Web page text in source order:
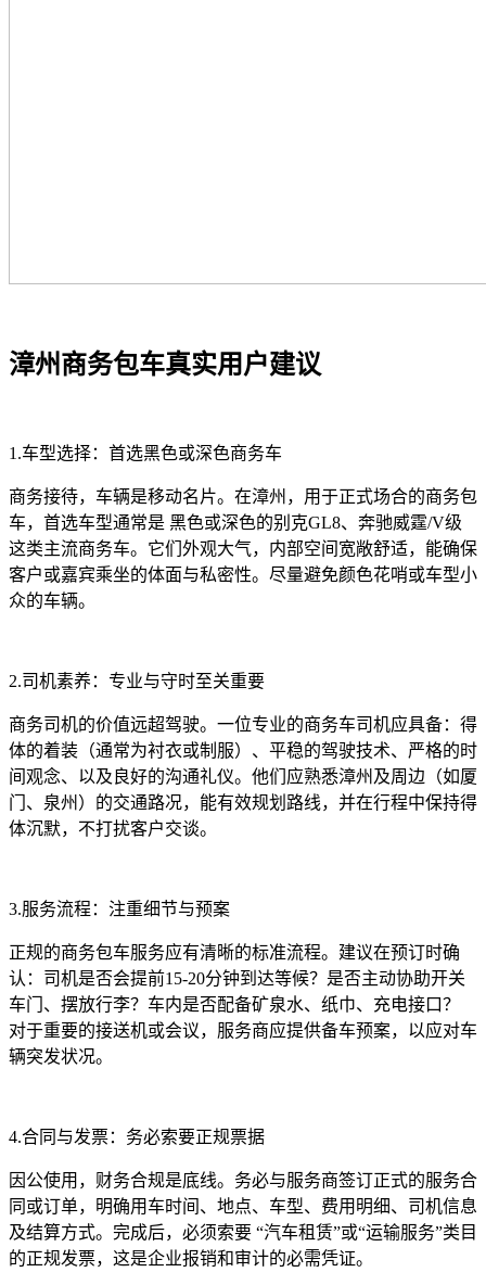
漳州商务包车真实用户建议
1.车型选择：首选黑色或深色商务车
商务接待，车辆是移动名片。在漳州，用于正式场合的商务包
车，首选车型通常是 黑色或深色的别克GL8、奔驰威霆/V级
这类主流商务车。它们外观大气，内部空间宽敞舒适，能确保
客户或嘉宾乘坐的体面与私密性。尽量避免颜色花哨或车型小
众的车辆。
2.司机素养：专业与守时至关重要
商务司机的价值远超驾驶。一位专业的商务车司机应具备：得
体的着装（通常为衬衣或制服）、平稳的驾驶技术、严格的时
间观念、以及良好的沟通礼仪。他们应熟悉漳州及周边（如厦
门、泉州）的交通路况，能有效规划路线，并在行程中保持得
体沉默，不打扰客户交谈。
3.服务流程：注重细节与预案
正规的商务包车服务应有清晰的标准流程。建议在预订时确
认：司机是否会提前15-20分钟到达等候？是否主动协助开关
车门、摆放行李？车内是否配备矿泉水、纸巾、充电接口？
对于重要的接送机或会议，服务商应提供备车预案，以应对车
辆突发状况。
4.合同与发票：务必索要正规票据
因公使用，财务合规是底线。务必与服务商签订正式的服务合
同或订单，明确用车时间、地点、车型、费用明细、司机信息
及结算方式。完成后，必须索要 “汽车租赁”或“运输服务”类目
的正规发票，这是企业报销和审计的必需凭证。